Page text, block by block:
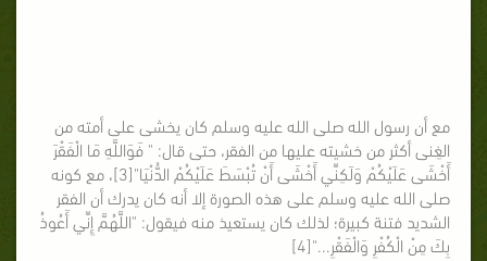
مع أن رسول الله صلى الله عليه وسلم كان يخشى على أمته من
الغِنى أكثر من خشيته عليها من الفقر، حتى قال: " فَوَاللَّهِ مَا الْفَقْرَ
أَخْشَى عَلَيْكُمْ وَلَكِنِّي أَخْشَى أَنْ تُبْسَطَ عَلَيْكُمْ الدُّنْيَا"[3]، مع كونه
صلى الله عليه وسلم على هذه الصورة إلا أنه كان يدرك أن الفقر
الشديد فتنة كبيرة؛ لذلك كان يستعيذ منه فيقول: "اللَّهُمَّ إِنِّي أَعُوذُ
بِكَ مِنْ الْكُفْرِ وَالْفَقْرِ..."[4]